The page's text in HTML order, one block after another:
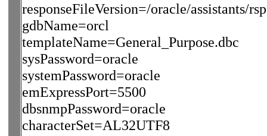
responseFileVersion=/oracle/assistants/
gdbName=orcl
templateName=General_Purpose.dbc
sysPassword=oracle
systemPassword=oracle
emExpressPort=5500
dbsnmpPassword=oracle
characterSet=AL32UTF8